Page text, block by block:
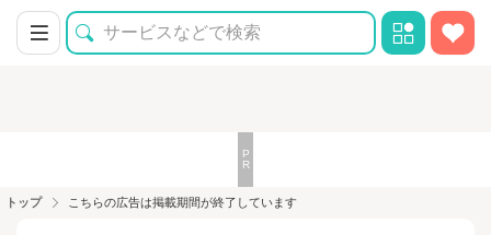
トップ こちらの広告は掲載期間が終了しています